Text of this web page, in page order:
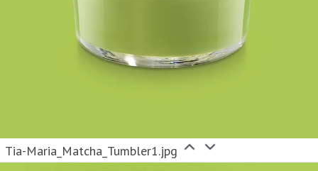
Tia-Maria_Matcha_Tumbler1.jpg